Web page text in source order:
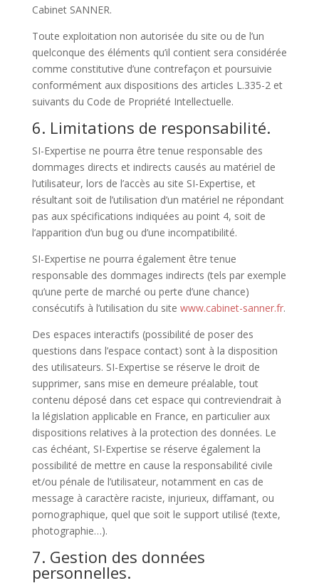
Cabinet SANNER.
Toute exploitation non autorisée du site ou de l’un
quelconque des éléments qu’il contient sera considérée
comme constitutive d’une contrefaçon et poursuivie
conformément aux dispositions des articles L.335-2 et
suivants du Code de Propriété Intellectuelle.
6. Limitations de responsabilité.
SI-Expertise ne pourra être tenue responsable des
dommages directs et indirects causés au matériel de
l’utilisateur, lors de l’accès au site SI-Expertise, et
résultant soit de l’utilisation d’un matériel ne répondant
pas aux spécifications indiquées au point 4, soit de
l’apparition d’un bug ou d’une incompatibilité.
SI-Expertise ne pourra également être tenue
responsable des dommages indirects (tels par exemple
qu’une perte de marché ou perte d’une chance)
consécutifs à l’utilisation du site www.cabinet-sanner.fr.
Des espaces interactifs (possibilité de poser des
questions dans l’espace contact) sont à la disposition
des utilisateurs. SI-Expertise se réserve le droit de
supprimer, sans mise en demeure préalable, tout
contenu déposé dans cet espace qui contreviendrait à
la législation applicable en France, en particulier aux
dispositions relatives à la protection des données. Le
cas échéant, SI-Expertise se réserve également la
possibilité de mettre en cause la responsabilité civile
et/ou pénale de l’utilisateur, notamment en cas de
message à caractère raciste, injurieux, diffamant, ou
pornographique, quel que soit le support utilisé (texte,
photographie…).
7. Gestion des données
personnelles.